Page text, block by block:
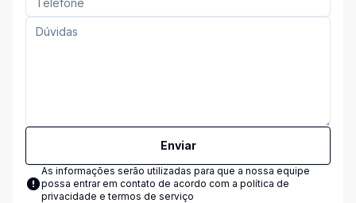
Enviar
As informações serão utilizadas para que a nossa equipe
possa entrar em contato de acordo com a política de
privacidade e termos de serviço